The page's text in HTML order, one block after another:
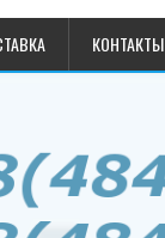
КОНТАКТЫ